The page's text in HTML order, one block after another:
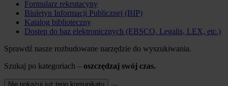
Formularz rekrutacyny
Biuletyn Informacji Publicznej (BIP)
Katalog biblioteczny
Dostęp do baz elektronicznych (EBSCO, Legalis, LEX, etc.)
Sprawdź nasze rozbudowane narzędzie do wyszukiwania.
Szukaj po kategoriach – oszczędzaj swój czas.
Nie pokazuj już tego komunikatu